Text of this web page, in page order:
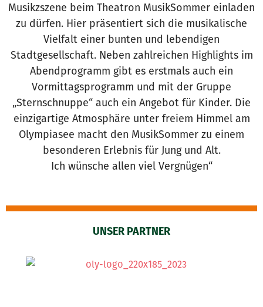
Musikzszene beim Theatron MusikSommer einladen
zu dürfen. Hier präsentiert sich die musikalische
Vielfalt einer bunten und lebendigen
Stadtgesellschaft. Neben zahlreichen Highlights im
Abendprogramm gibt es erstmals auch ein
Vormittagsprogramm und mit der Gruppe
„Sternschnuppe“ auch ein Angebot für Kinder. Die
einzigartige Atmosphäre unter freiem Himmel am
Olympiasee macht den MusikSommer zu einem
besonderen Erlebnis für Jung und Alt.
Ich wünsche allen viel Vergnügen“
UNSER PARTNER